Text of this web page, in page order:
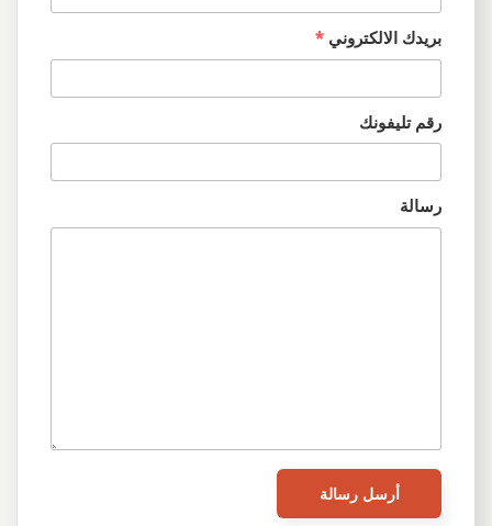
بريدك الالكتروني *
رقم تليفونك
رسالة